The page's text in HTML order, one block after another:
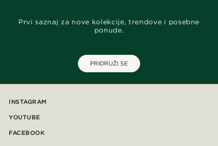
Prvi saznaj za nove kolekcije, trendove i posebne
ponude.
PRIDRUŽI SE
INSTAGRAM
YOUTUBE
FACEBOOK